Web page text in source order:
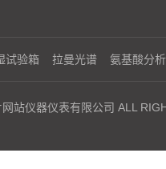
试验箱 拉曼光谱 氨基酸分
站仪器仪表有限公司 ALL